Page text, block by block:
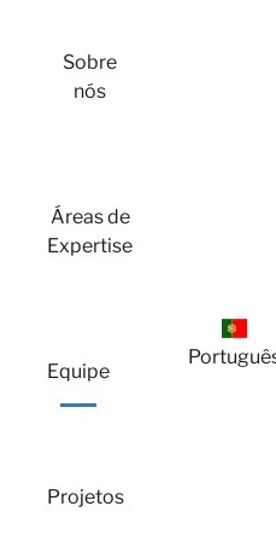
Sobre
nós
Áreas de
Expertise
Equipe
Projetos